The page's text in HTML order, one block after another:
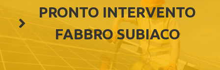
PRONTO INTERVENTO
FABBRO SUBIACO